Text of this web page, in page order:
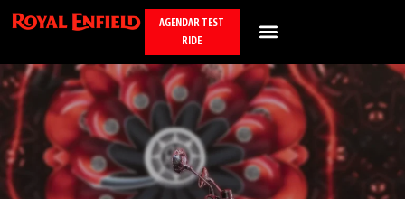
AGENDAR TEST
RIDE